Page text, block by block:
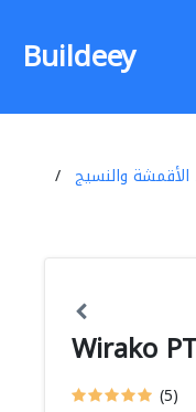
Buildeey
الأقمشة والنسيج
Wirako
(5)